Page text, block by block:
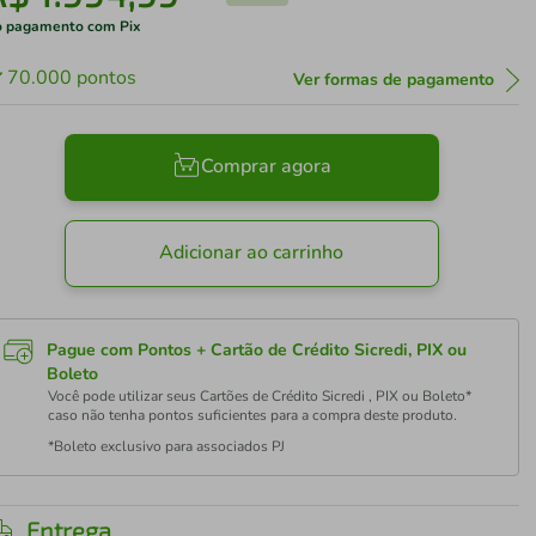
pagamento com Pix
70.000 pontos Ver formas de pagamento
Comprar agora
Adicionar ao carrinho
Pague com Pontos + Cartão de Crédito Sicredi, PIX ou
Boleto
Você pode utilizar seus Cartões de Crédito Sicredi , PIX ou Boleto*
caso não tenha pontos suficientes para a compra deste produto.
*Boleto exclusivo para associados PJ
Entrega